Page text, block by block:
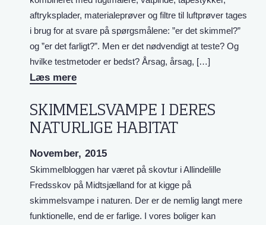
aftryksplader, materialeprøver og filtre til luftprøver tages
i brug for at svare på spørgsmålene: ”er det skimmel?”
og ”er det farligt?”. Men er det nødvendigt at teste? Og
hvilke testmetoder er bedst? Årsag, årsag, […]
Læs mere
SKIMMELSVAMPE I DERES
NATURLIGE HABITAT
November, 2015
Skimmelbloggen har været på skovtur i Allindelille
Fredsskov på Midtsjælland for at kigge på
skimmelsvampe i naturen. Der er de nemlig langt mere
funktionelle, end de er farlige. I vores boliger kan